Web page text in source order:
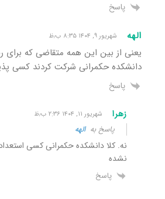
پاسخ
الهه شهریور ۹, ۱۴۰۴ ۸:۳۵ ب٫ظ
یعنی از بین این همه متقاضی که
دانشکده حکمرانی شرکت کردند کسی
پاسخ
زهرا شهریور ۱۱, ۱۴۰۴ ۲:۳۶ ب٫ظ
پاسخ بهالهه
نه. کلا دانشکده حکمرانی کسی
نشده
پاسخ